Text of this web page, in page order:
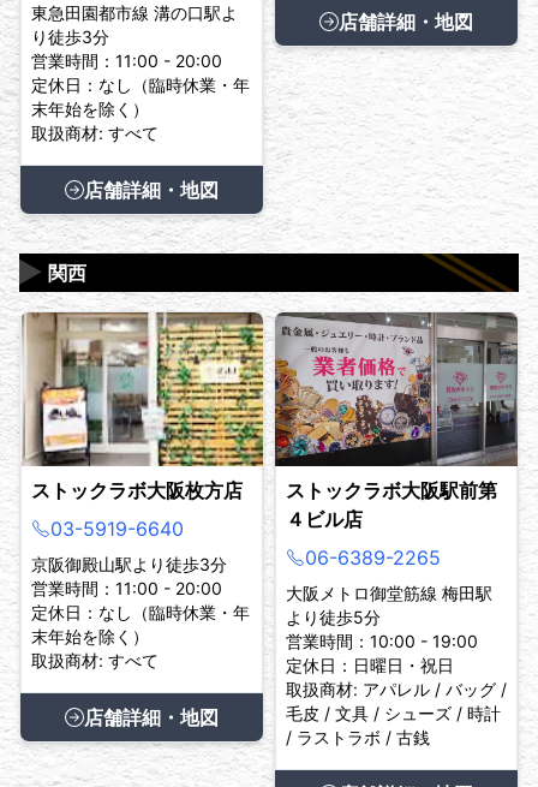
東急田園都市線 溝の口駅よ
り徒歩3分
営業時間：11:00 - 20:00
定休日：なし（臨時休業・年
末年始を除く）
取扱商材: すべて
店舗詳細・地図
店舗詳細・地図
関西
▶
ストックラボ大阪枚方店
03-5919-6640
京阪御殿山駅より徒歩3分
営業時間：11:00 - 20:00
定休日：なし（臨時休業・年
末年始を除く）
取扱商材: すべて
店舗詳細・地図
ストックラボ大阪駅前第
４ビル店
06-6389-2265
大阪メトロ御堂筋線 梅田駅
より徒歩5分
営業時間：10:00 - 19:00
定休日：日曜日・祝日
取扱商材: アパレル / バッグ /
毛皮 / 文具 / シューズ / 時計
/ ラストラボ / 古銭